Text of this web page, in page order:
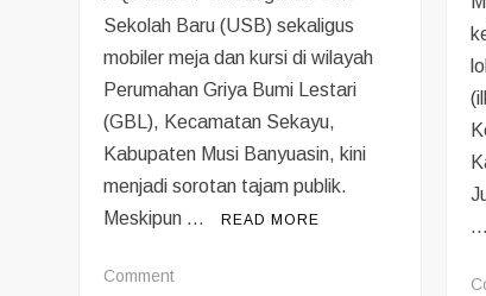
Sekolah Baru (USB) sekaligus
mobiler meja dan kursi di wilayah
Perumahan Griya Bumi Lestari
(GBL), Kecamatan Sekayu,
Kabupaten Musi Banyuasin, kini
menjadi sorotan tajam publik.
Meskipun …
READ MORE
Commenton
…